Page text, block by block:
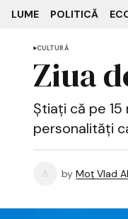
LUME POLITICĂ
CULTURĂ
Ziua
Știați că pe 15
personalități
by Moț Vlad